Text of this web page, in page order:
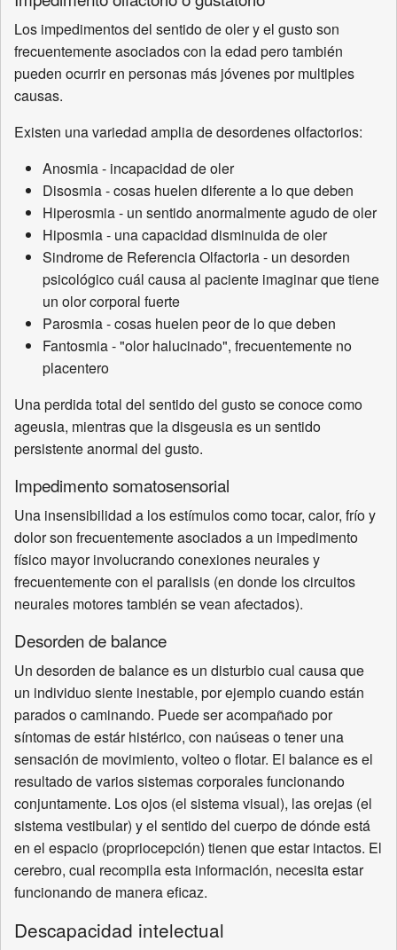
Los impedimentos del sentido de oler y el gusto son
frecuentemente asociados con la edad pero también
pueden ocurrir en personas más jóvenes por multiples
causas.
Existen una variedad amplia de desordenes olfactorios:
Anosmia - incapacidad de oler
Disosmia - cosas huelen diferente a lo que deben
Hiperosmia - un sentido anormalmente agudo de oler
Hiposmia - una capacidad disminuida de oler
Sindrome de Referencia Olfactoria - un desorden
psicológico cuál causa al paciente imaginar que tiene
un olor corporal fuerte
Parosmia - cosas huelen peor de lo que deben
Fantosmia - "olor halucinado", frecuentemente no
placentero
Una perdida total del sentido del gusto se conoce como
ageusia, mientras que la disgeusia es un sentido
persistente anormal del gusto.
Impedimento somatosensorial
Una insensibilidad a los estímulos como tocar, calor, frío y
dolor son frecuentemente asociados a un impedimento
físico mayor involucrando conexiones neurales y
frecuentemente con el paralisis (en donde los circuitos
neurales motores también se vean afectados).
Desorden de balance
Un desorden de balance es un disturbio cual causa que
un individuo siente inestable, por ejemplo cuando están
parados o caminando. Puede ser acompañado por
síntomas de estár histérico, con naúseas o tener una
sensación de movimiento, volteo o flotar. El balance es el
resultado de varios sistemas corporales funcionando
conjuntamente. Los ojos (el sistema visual), las orejas (el
sistema vestibular) y el sentido del cuerpo de dónde está
en el espacio (propriocepción) tienen que estar intactos. El
cerebro, cual recompila esta información, necesita estar
funcionando de manera eficaz.
Descapacidad intelectual